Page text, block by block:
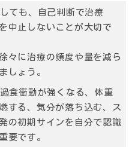
ても、自己判断で治療
中止しないことが大切で
々に治療の頻度や量を減ら
しょう。
食衝動が強くなる、体重
する、気分が落ち込む、ス
の初期サインを自分で認識
要です。